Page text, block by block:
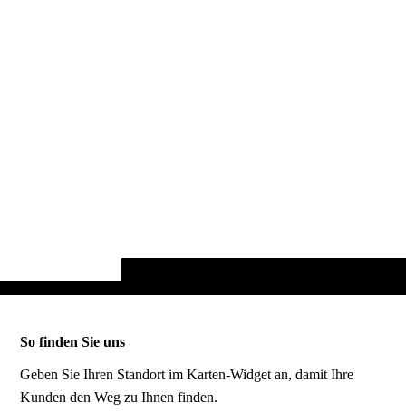
So finden Sie uns
Geben Sie Ihren Standort im Karten-Widget an, damit Ihre
Kunden den Weg zu Ihnen finden.